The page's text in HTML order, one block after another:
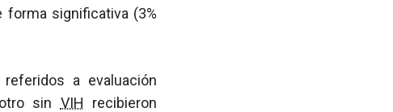
forma significativa (3%
a evaluación
sin VIH recibieron